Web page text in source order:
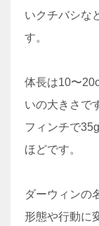
いクチバシな
す。
体長は10〜
いの大きさで
フィンチで
ほどです。
ダーウィンの
形態や行動に